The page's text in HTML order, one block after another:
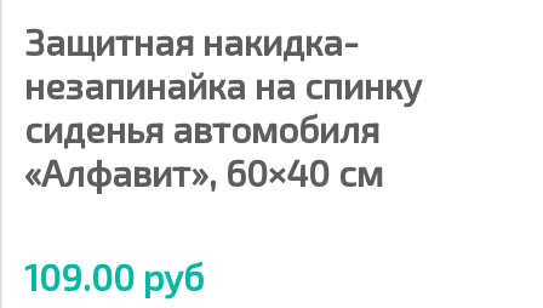
Защитная накидка-
незапинайка на спинку
сиденья автомобиля
«Алфавит», 60×40 см
109.00 руб